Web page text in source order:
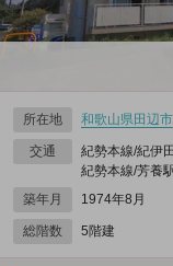
所在地 和歌山県田辺市
交通
紀勢本線/紀伊
紀勢本線/芳養
築年月
1974年8月
総階数 5階建